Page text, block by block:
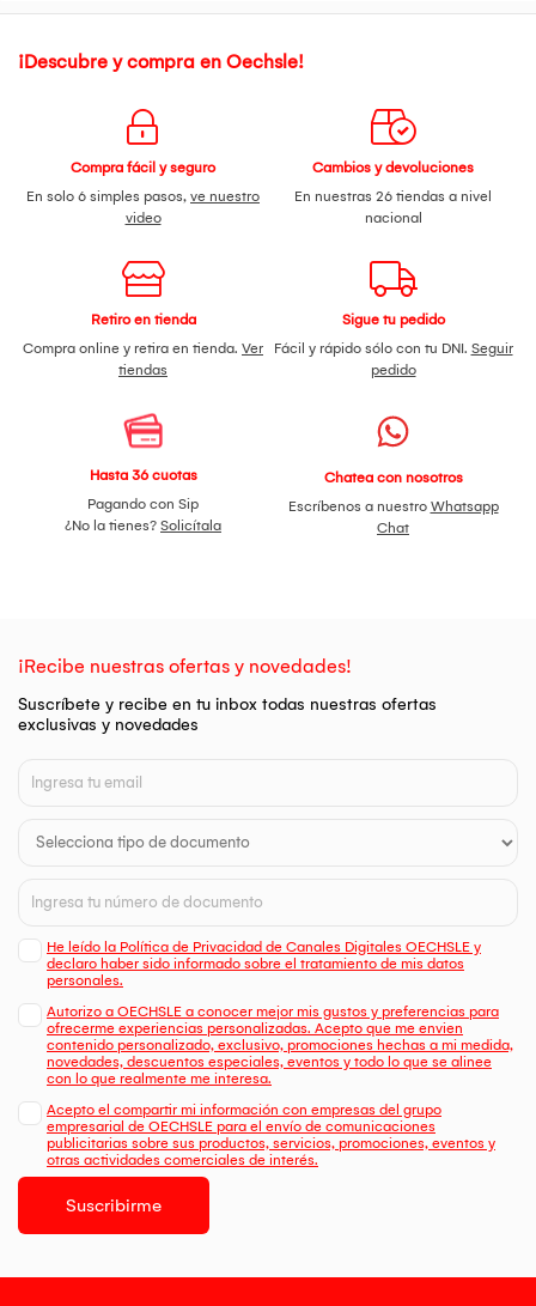
¡Descubre y compra en Oechsle!
Compra fácil y seguro
En solo 6 simples pasos, ve nuestro
video
Cambios y devoluciones
En nuestras 26 tiendas a nivel
nacional
Retiro en tienda
Compra online y retira en tienda. Ver
tiendas
Sigue tu pedido
Fácil y rápido sólo con tu DNI. Seguir
pedido
Hasta 36 cuotas
Pagando con Sip
¿No la tienes? Solicítala
Chatea con nosotros
Escríbenos a nuestro Whatsapp
Chat
¡Recibe nuestras ofertas y novedades!
Suscríbete y recibe en tu inbox todas nuestras ofertas
exclusivas y novedades
He leído la Política de Privacidad de Canales Digitales OECHSLE y
declaro haber sido informado sobre el tratamiento de mis datos
personales.
Autorizo a OECHSLE a conocer mejor mis gustos y preferencias para
ofrecerme experiencias personalizadas. Acepto que me envien
contenido personalizado, exclusivo, promociones hechas a mi medida,
novedades, descuentos especiales, eventos y todo lo que se alinee
con lo que realmente me interesa.
Acepto el compartir mi información con empresas del grupo
empresarial de OECHSLE para el envío de comunicaciones
publicitarias sobre sus productos, servicios, promociones, eventos y
otras actividades comerciales de interés.
Suscribirme